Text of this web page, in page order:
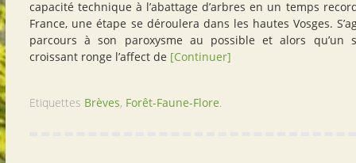
capacité technique à l’abattage d’arbres en un temps
France, une étape se déroulera dans les hautes Vosges.
parcours à son paroxysme au possible et alors qu’un
croissant ronge l’affect de [Continuer]
Etiquettes Brèves, Forêt-Faune-Flore.